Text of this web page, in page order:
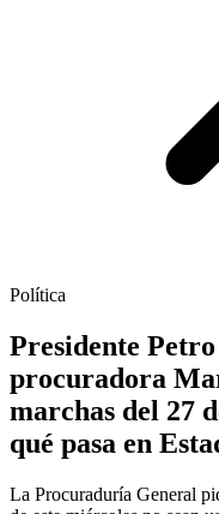
Política
Presidente
procuradora
marchas del 27
qué pasa en
La Procuraduría General